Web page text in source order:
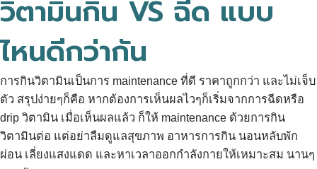
วิตามินกิน VS ฉีด แบบ
ไหนดีกว่ากัน
การกินวิตามินเป็นการ maintenance ที่ดี ราคาถูกกว่า และไม่เจ็บ
ตัว สรุปง่ายๆก็คือ หากต้องการเห็นผลไวๆก็เริ่มจากการฉีดหรือ
drip วิตามิน เมื่อเห็นผลแล้ว ก็ให้ maintenance ด้วยการกิน
วิตามินต่อ แต่อย่าลืมดูแลสุขภาพ อาหารการกิน นอนหลับพัก
ผ่อน เลี่ยงแสงแดด และหาเวลาออกกำลังกายให้เหมาะสม นานๆ